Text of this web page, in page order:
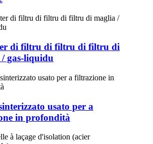
di filtru di filtru di filtru di
gas-liquidu
usato per a
in profondità